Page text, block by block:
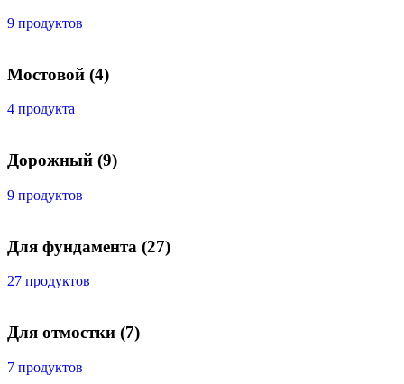
9 продуктов
Мостовой (4)
4 продукта
Дорожный (9)
9 продуктов
Для фундамента (27)
27 продуктов
Для отмостки (7)
7 продуктов